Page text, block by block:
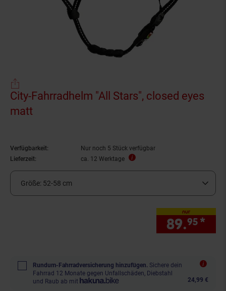
City-Fahrradhelm "All Stars", closed eyes
matt
Verfügbarkeit:
Nur noch 5 Stück verfügbar
Lieferzeit:
ca. 12 Werktage
Größe: 52-58 cm
nur
89.95 *
Rundum-Fahrradversicherung hinzufügen. Sichere dein
Fahrrad 12 Monate gegen Unfallschäden, Diebstahl
und Raub ab mit
24,99 €